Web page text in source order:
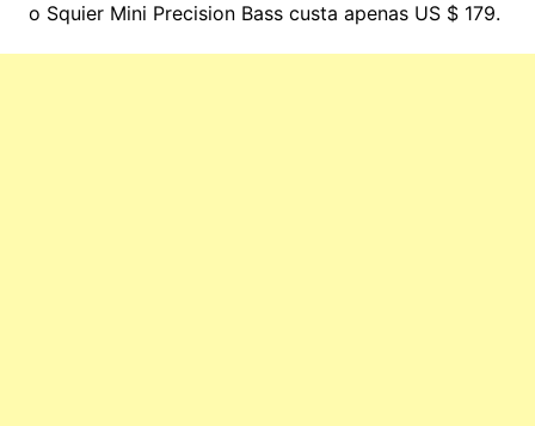
o Squier Mini Precision Bass custa apenas US $ 179.